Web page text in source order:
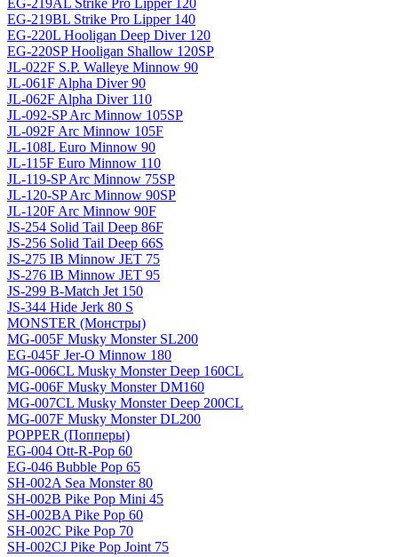
EG-219AL Strike Pro Lipper 120
EG-219BL Strike Pro Lipper 140
EG-220L Hooligan Deep Diver 120
EG-220SP Hooligan Shallow 120SP
JL-022F S.P. Walleye Minnow 90
JL-061F Alpha Diver 90
JL-062F Alpha Diver 110
JL-092-SP Arc Minnow 105SP
JL-092F Arc Minnow 105F
JL-108L Euro Minnow 90
JL-115F Euro Minnow 110
JL-119-SP Arc Minnow 75SP
JL-120-SP Arc Minnow 90SP
JL-120F Arc Minnow 90F
JS-254 Solid Tail Deep 86F
JS-256 Solid Tail Deep 66S
JS-275 IB Minnow JET 75
JS-276 IB Minnow JET 95
JS-299 B-Match Jet 150
JS-344 Hide Jerk 80 S
MONSTER (Монстры)
MG-005F Musky Monster SL200
EG-045F Jer-O Minnow 180
MG-006CL Musky Monster Deep 160CL
MG-006F Musky Monster DM160
MG-007CL Musky Monster Deep 200CL
MG-007F Musky Monster DL200
POPPER (Попперы)
EG-004 Ott-R-Pop 60
EG-046 Bubble Pop 65
SH-002A Sea Monster 80
SH-002B Pike Pop Mini 45
SH-002BA Pike Pop 60
SH-002C Pike Pop 70
SH-002CJ Pike Pop Joint 75